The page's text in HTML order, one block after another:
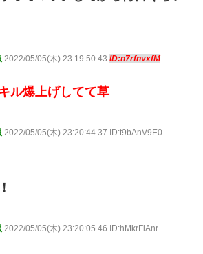
2022/05/05(木) 23:19:50.43 ID:n7rfnvxfM
ル爆上げしてて草
2022/05/05(木) 23:20:44.37 ID:t9bAnV9E0
2022/05/05(木) 23:20:05.46 ID:hMkrFlAnr